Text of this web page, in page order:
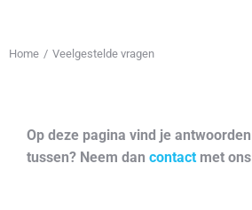
Je bent hier:
Home Veelgestelde vragen
Op deze pagina vind je
tussen? Neem dan contact met